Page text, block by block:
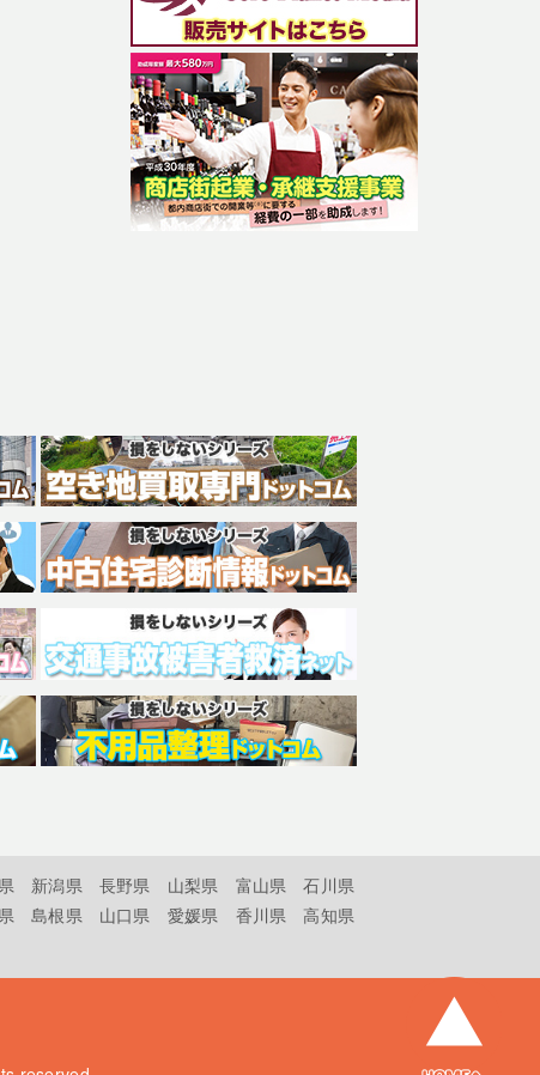
新潟県 長野県 山梨県 富山県
石川県
島根県 山口県 愛媛県 香川県
高知県